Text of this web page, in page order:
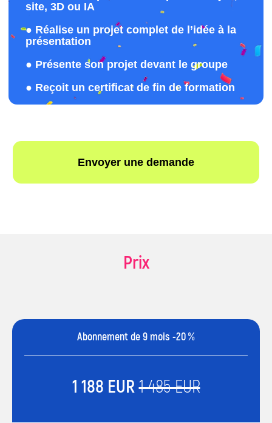
Prix
Abonnement de 9 mois -20 %
1 188 EUR1 485 EUR